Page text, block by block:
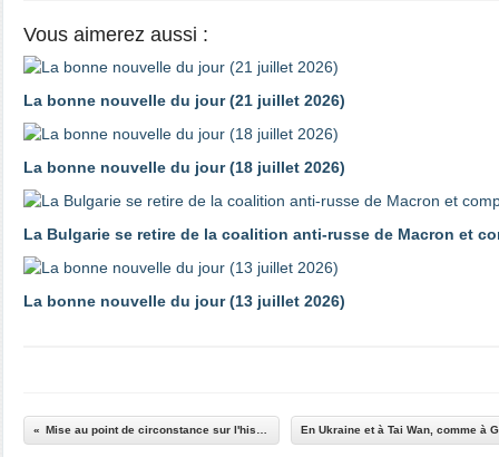
Vous aimerez aussi :
La bonne nouvelle du jour (21 juillet 2026)
La bonne nouvelle du jour (18 juillet 2026)
La Bulgarie se retire de la coalition anti-russe de Macron et
La bonne nouvelle du jour (13 juillet 2026)